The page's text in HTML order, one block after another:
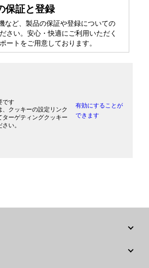
保証と登録
など、製品の保証や登録についての
さい。安心・快適にご利用いただく
ートをご用意しております。
です
クッキーの設定リンク
ターゲティングクッキー
い。
有効にすることが
できます